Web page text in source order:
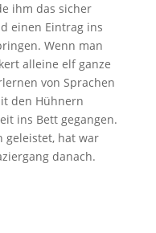
ihm das sicher
einen Eintrag ins
Wenn man
alleine elf ganze
von Sprachen
den Hühnern
ins Bett gegangen.
geleistet, hat war
danach.